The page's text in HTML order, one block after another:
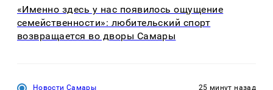
«Именно здесь у нас появилось ощущение
семейственности»: любительский спорт
возвращается во дворы Самары
Новости Самары 25 минут назад